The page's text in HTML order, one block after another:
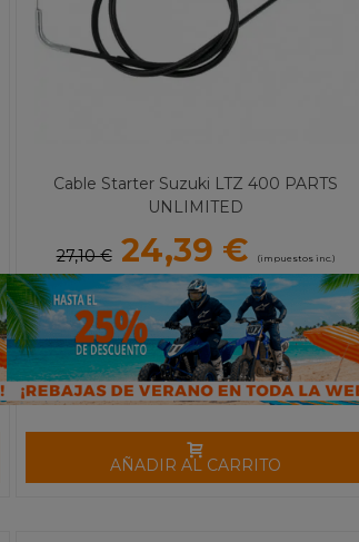
Cable Starter Suzuki LTZ 400 PARTS
UNLIMITED
27,10 € 24,39 € (impuestos inc.)
AÑADIR AL CARRITO